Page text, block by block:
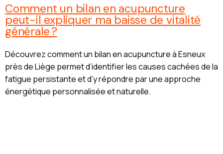
Comment un bilan en acupuncture
peut-il expliquer ma baisse de vitalité
générale ?
Découvrez comment un bilan en acupuncture à Esneux
près de Liège permet d’identifier les causes cachées de la
fatigue persistante et d’y répondre par une approche
énergétique personnalisée et naturelle.